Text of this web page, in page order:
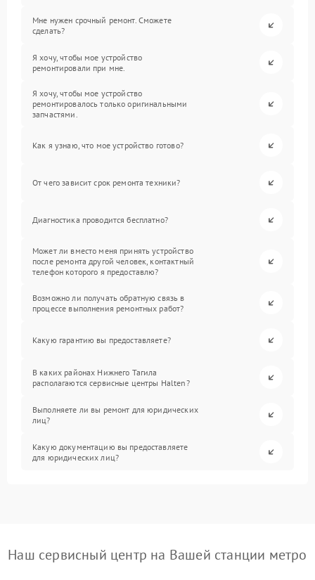
Мне нужен срочный ремонт. Сможете
сделать?
Я хочу, чтобы мое устройство
ремонтировали при мне.
Я хочу, чтобы мое устройство
ремонтировалось только оригинальными
запчастями.
Как я узнаю, что мое устройство готово?
От чего зависит срок ремонта техники?
Диагностика проводится бесплатно?
Может ли вместо меня принять устройство
после ремонта другой человек, контактный
телефон которого я предоставлю?
Возможно ли получать обратную связь в
процессе выполнения ремонтных работ?
Какую гарантию вы предоставляете?
В каких районах Нижнего Тагила
располагаются сервисные центры Halten?
Выполняете ли вы ремонт для юридических
лиц?
Какую документацию вы предоставляете
для юридических лиц?
Наш сервисный центр на Вашей станции метро